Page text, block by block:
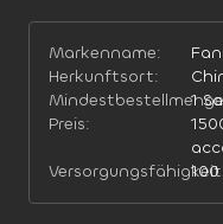
Markenname:
Herkunftsort:
1
Preis: